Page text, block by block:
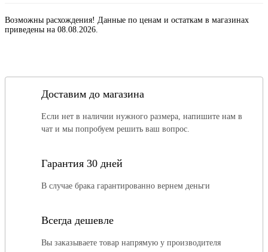
Возможны расхождения! Данные по ценам и остаткам в магазинах
приведены на 08.08.2026.
Доставим до магазина
Если нет в наличии нужного размера, напишите нам в
чат и мы попробуем решить ваш вопрос.
Гарантия 30 дней
В случае брака гарантированно вернем деньги
Всегда дешевле
Вы заказываете товар напрямую у производителя